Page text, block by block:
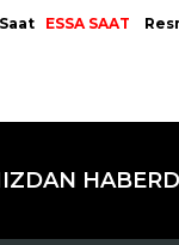
ESSA SAAT
teşekkür ederiz.
veya